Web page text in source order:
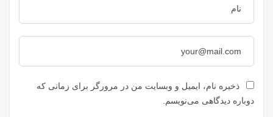
ذخیره نام، ایمیل و وبسایت من در مرورگر برای زمانی که
دوباره دیدگاهی می‌نویسم.